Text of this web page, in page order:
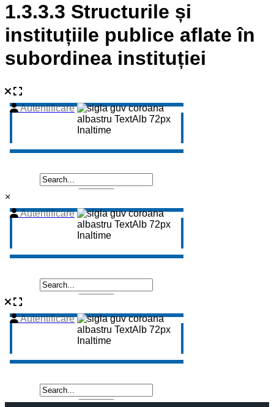
1.3.3.3 Structurile și
instituțiile publice aflate în
subordinea instituției
×